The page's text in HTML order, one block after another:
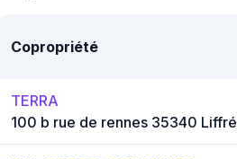
Copropriété
TERRA
100 b rue de rennes 35340 Liffré